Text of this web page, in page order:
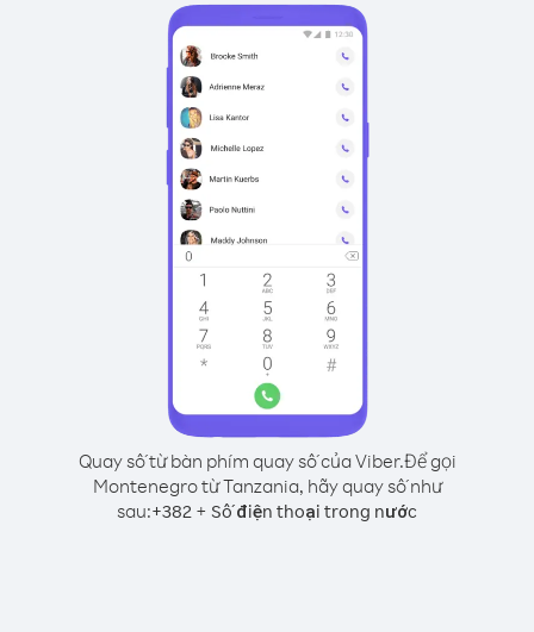
Quay số từ bàn phím quay số của Viber.Để gọi
Montenegro từ Tanzania, hãy quay số như
sau:+382 + Số điện thoại trong nước